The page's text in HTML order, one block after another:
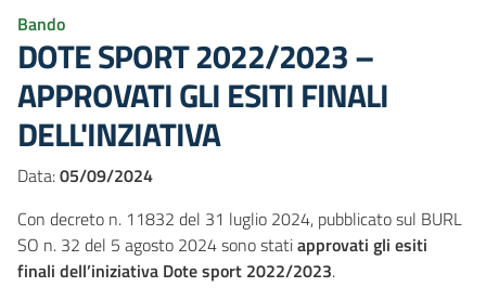
Bando
DOTE SPORT 2022/2023 –
APPROVATI GLI ESITI FINALI
DELL'INZIATIVA
Data:05/09/2024
Con decreto n. 11832 del 31 luglio 2024, pubblicato sul BURL
SO n. 32 del 5 agosto 2024 sono statiapprovati gli esiti
finali dell’iniziativa Dote sport 2022/2023.